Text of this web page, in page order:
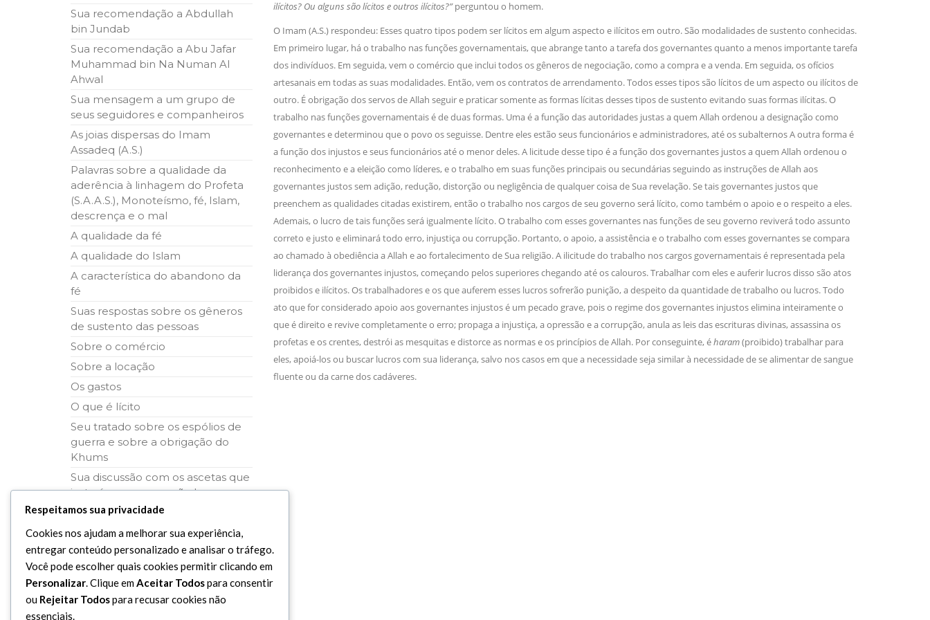
Falecimento do Imam Ali Ibn Al-Hussein (A.S.)
Em nome de Deus, o Clemente, o Misericordioso! Diante da data em que
relembramos o martírio do quarto Imam dos muçulmanos, o Imam Ali Ibn Al-
Hussein Ibn Ali Ibn Abi Táleb (A.S.), conhecido por “Zein Al-Ábidin” (Formosura
NOTÍCIAS
3 DE JULHO DE 2014
Relações Exteriores da República Islâmica do Irã
Na noite da quinta-feira, 03 de Abril, o Centro Islâmico no Brasil recebeu em sua
sede, em São Paulo, o ex-ministro das Relações Exteriores da República Islâmica
do Irã, Sr. Kamal Kharrazi, que encontra-se visitando
Sua recomendação a Abdullah
bin Jundab
Sua recomendação a Abu Jafar
Muhammad bin Na Numan Al
Ahwal
Sua mensagem a um grupo de
seus seguidores e companheiros
As joias dispersas do Imam
Assadeq (A.S.)
Palavras sobre a qualidade da
aderência à linhagem do Profeta
(S.A.A.S.), Monoteísmo, fé, Islam,
descrença e o mal
A qualidade da fé
A qualidade do Islam
A característica do abandono da
fé
Suas respostas sobre os gêneros
de sustento das pessoas
Sobre o comércio
Sobre a locação
Os gastos
O que é lícito
Seu tratado sobre os espólios de
guerra e sobre a obrigação do
Khums
Sua discussão com os ascetas que
instruíam o povo a não buscar o
sustento
Sobre a criação e a estrutura do
homem
Suas palavras de sabedoria
Ditos do Imam Assadeq (A.S.)
ilícitos? Ou alguns são lícitos e outros ilícitos?”perguntou o homem.
O Imam (A.S.) respondeu: Esses quatro tipos podem ser lícitos em algum aspecto e ilícitos em outro. São modalidades de sustento conhecidas.
Em primeiro lugar, há o trabalho nas funções governamentais, que abrange tanto a tarefa dos governantes quanto a menos importante tarefa
dos indivíduos. Em seguida, vem o comércio que inclui todos os gêneros de negociação, como a compra e a venda. Em seguida, os ofícios
artesanais em todas as suas modalidades. Então, vem os contratos de arrendamento. Todos esses tipos são lícitos de um aspecto ou ilícitos de
outro. É obrigação dos servos de Allah seguir e praticar somente as formas lícitas desses tipos de sustento evitando suas formas ilícitas. O
trabalho nas funções governamentais é de duas formas. Uma é a função das autoridades justas a quem Allah ordenou a designação como
governantes e determinou que o povo os seguisse. Dentre eles estão seus funcionários e administradores, até os subalternos A outra forma é
a função dos injustos e seus funcionários até o menor deles. A licitude desse tipo é a função dos governantes justos a quem Allah ordenou o
reconhecimento e a eleição como líderes, e o trabalho em suas funções principais ou secundárias seguindo as instruções de Allah aos
governantes justos sem adição, redução, distorção ou negligência de qualquer coisa de Sua revelação. Se tais governantes justos que
preenchem as qualidades citadas existirem, então o trabalho nos cargos de seu governo será lícito, como também o apoio e o respeito a eles.
Ademais, o lucro de tais funções será igualmente lícito. O trabalho com esses governantes nas funções de seu governo reviverá todo assunto
correto e justo e eliminará todo erro, injustiça ou corrupção. Portanto, o apoio, a assistência e o trabalho com esses governantes se compara
ao chamado à obediência a Allah e ao fortalecimento de Sua religião. A ilicitude do trabalho nos cargos governamentais é representada pela
liderança dos governantes injustos, começando pelos superiores chegando até os calouros. Trabalhar com eles e auferir lucros disso são atos
proibidos e ilícitos. Os trabalhadores e os que auferem esses lucros sofrerão punição, a despeito da quantidade de trabalho ou lucros. Todo
ato que for considerado apoio aos governantes injustos é um pecado grave, pois o regime dos governantes injustos elimina inteiramente o
que é direito e revive completamente o erro; propaga a injustiça, a opressão e a corrupção, anula as leis das escrituras divinas, assassina os
profetas e os crentes, destrói as mesquitas e distorce as normas e os princípios de Allah. Por conseguinte, éharam(proibido) trabalhar para
eles, apoiá-los ou buscar lucros com sua liderança, salvo nos casos em que a necessidade seja similar à necessidade de se alimentar de sangue
fluente ou da carne dos cadáveres.
Respeitamos sua privacidade
Cookies nos ajudam a melhorar sua experiência,
entregar conteúdo personalizado e analisar o tráfego.
Você pode escolher quais cookies permitir clicando em
Personalizar. Clique emAceitar Todospara consentir
ou Rejeitar Todospara recusar cookies não
essenciais.